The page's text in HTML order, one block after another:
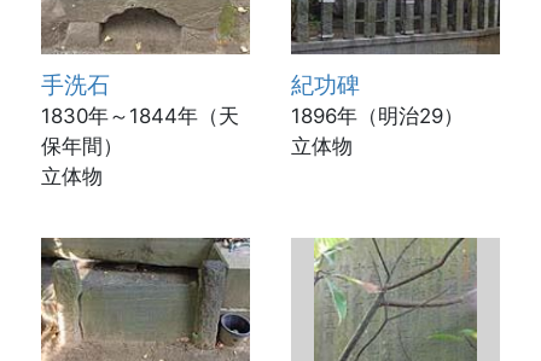
手洗石
1830年～1844年（天
保年間）
立体物
紀功碑
1896年（明治29）
立体物